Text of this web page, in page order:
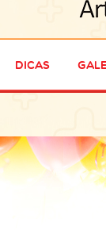
Dicas